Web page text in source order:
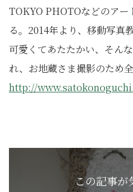
TOKYO PHOTOなどのアー
る。2014年より、移動写真
可愛くてあたたかい、そん
れ、お地蔵さま撮影のため
http://
この記事が